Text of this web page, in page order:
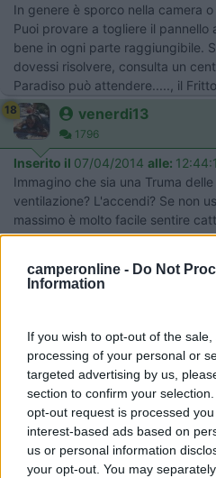
camperonline - Do Not
Information
If you wish to opt-out of the
processing of your personal or
targeted advertising by us,
section to confirm your
opt-out request is processed
interest-based ads based on
us or personal information
your opt-out. You may
In genere è sporco nella camera
Puoi provare a togliere il
bene in ogni parte raggiungibile.
dovessi risolvere, consulta un
Paradiso può attendere....., il
18 venerdi13
1796
Inserito il 07/04/2014 alle:
Immagino che sia una Truma
ventilazione? L'accendi? Se non
massimo è molto facile sentire
bene alla stufa che da il suo
con la ventilazione. Se invece
accesa controlla la
abbassandone la portata d'aria.
dal ventilatore, che è posto sul
collegati. Al momento altro non
ragazzo di bottega... in cerca di
il casalingo, forse,... staremo a
alima
286